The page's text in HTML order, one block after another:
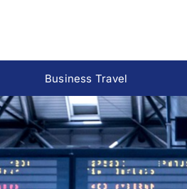
Business Travel